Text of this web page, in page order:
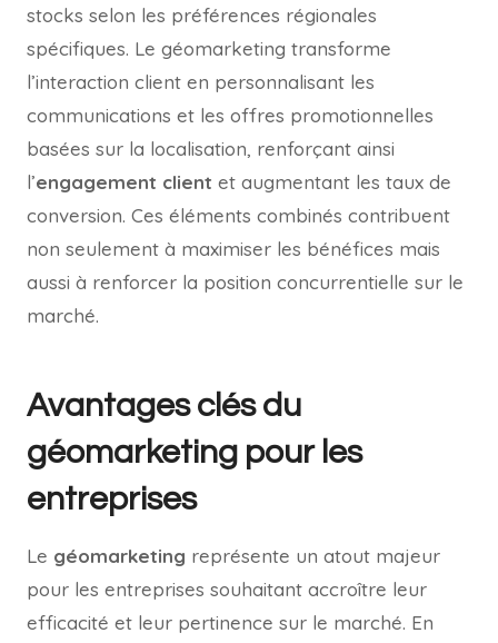
stocks selon les préférences régionales
spécifiques. Le géomarketing transforme
l’interaction client en personnalisant les
communications et les offres promotionnelles
basées sur la localisation, renforçant ainsi
l’engagement client et augmentant les taux de
conversion. Ces éléments combinés contribuent
non seulement à maximiser les bénéfices mais
aussi à renforcer la position concurrentielle sur le
marché.
Avantages clés du
géomarketing pour les
entreprises
Le géomarketing représente un atout majeur
pour les entreprises souhaitant accroître leur
efficacité et leur pertinence sur le marché. En